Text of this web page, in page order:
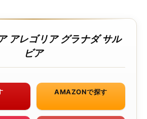
アレゴリア グラナダ サル
ビア
AMAZONで探す